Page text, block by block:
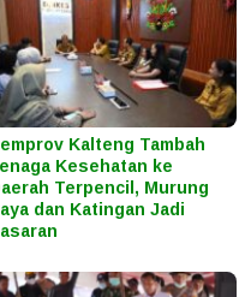
Kalteng Tambah
Kesehatan ke
Terpencil, Murung
dan Katingan Jadi